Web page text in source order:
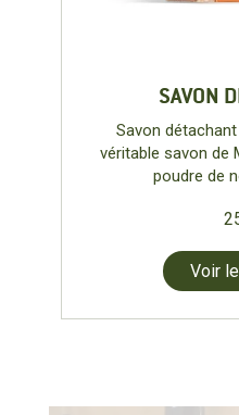
SAVON
Savon
véritable savon de
poudre de
Voir